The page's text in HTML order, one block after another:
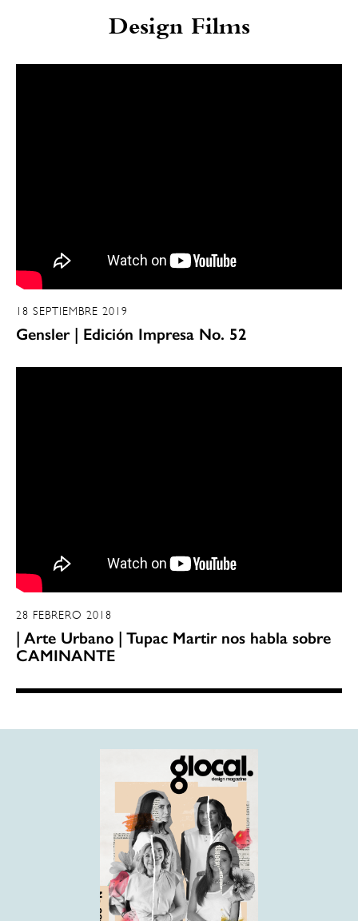
Design Films
18 SEPTIEMBRE 2019
Gensler | Edición Impresa No. 52
28 FEBRERO 2018
| Arte Urbano | Tupac Martir nos habla sobre
CAMINANTE